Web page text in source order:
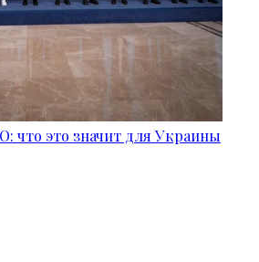
что это значит для Украины